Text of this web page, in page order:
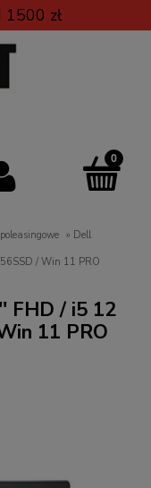
zł
» Dell
Latitude 5530 15.6'' FHD / i5 12GEN / 16GB / 256SSD / Win 11 PRO
FHD / i5 12
11 PRO